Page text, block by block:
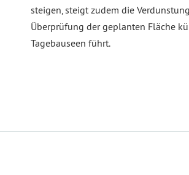
steigen, steigt zudem die
Überprüfung der geplanten Fläche
Tagebauseen führt.